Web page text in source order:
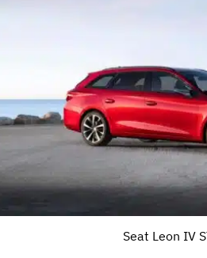
Seat Leon IV